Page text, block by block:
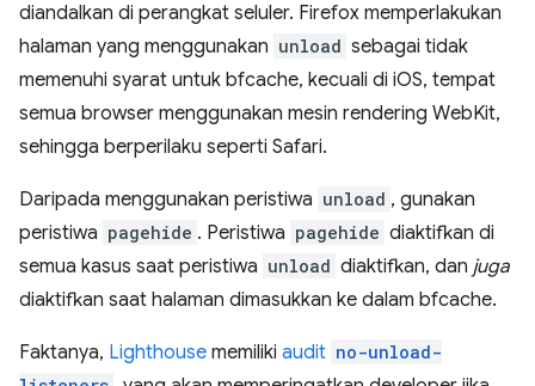
diandalkan di perangkat seluler. Firefox memperlakukan
halaman yang menggunakan unload sebagai tidak
memenuhi syarat untuk bfcache, kecuali di iOS, tempat
semua browser menggunakan mesin rendering WebKit,
sehingga berperilaku seperti Safari.
Daripada menggunakan peristiwa unload , gunakan
peristiwa pagehide . Peristiwa pagehide diaktifkan di
semua kasus saat peristiwa unload diaktifkan, dan juga
diaktifkan saat halaman dimasukkan ke dalam bfcache.
Faktanya, Lighthouse memiliki audit no-unload-